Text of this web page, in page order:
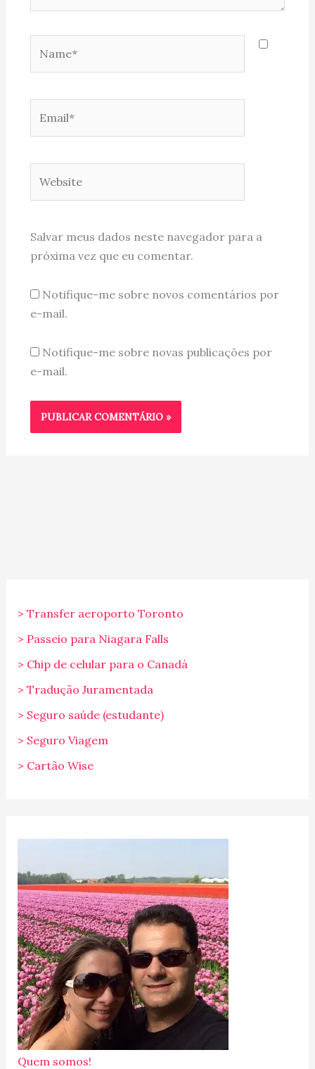
Salvar meus dados neste navegador para a
próxima vez que eu comentar.
Notifique-me sobre novos comentários por
e-mail.
Notifique-me sobre novas publicações por
e-mail.
> Transfer aeroporto Toronto
> Passeio para Niagara Falls
> Chip de celular para o Canadá
> Tradução Juramentada
> Seguro saúde (estudante)
> Seguro Viagem
> Cartão Wise
Quem somos!